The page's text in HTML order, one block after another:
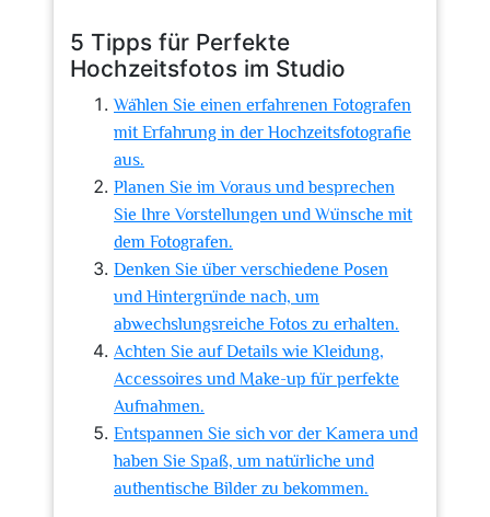
5 Tipps für Perfekte
Hochzeitsfotos im Studio
Wählen Sie einen erfahrenen Fotografen
mit Erfahrung in der Hochzeitsfotografie
aus.
Planen Sie im Voraus und besprechen
Sie Ihre Vorstellungen und Wünsche mit
dem Fotografen.
Denken Sie über verschiedene Posen
und Hintergründe nach, um
abwechslungsreiche Fotos zu erhalten.
Achten Sie auf Details wie Kleidung,
Accessoires und Make-up für perfekte
Aufnahmen.
Entspannen Sie sich vor der Kamera und
haben Sie Spaß, um natürliche und
authentische Bilder zu bekommen.